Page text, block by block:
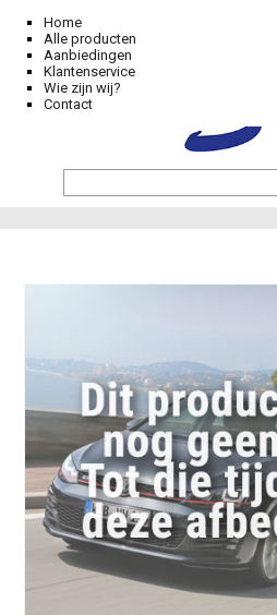
Home
Alle producten
Aanbiedingen
Klantenservice
Wie zijn wij?
Contact